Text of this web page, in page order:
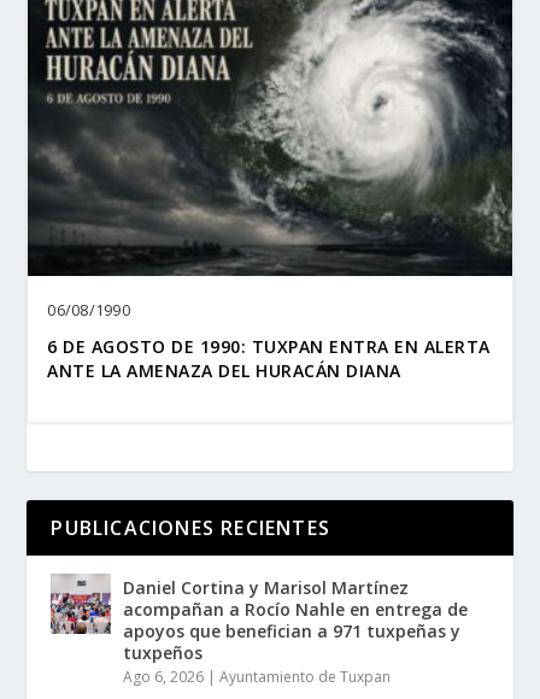
06/08/1990
6 DE AGOSTO DE 1990: TUXPAN ENTRA EN ALERTA
ANTE LA AMENAZA DEL HURACÁN DIANA
PUBLICACIONES RECIENTES
Daniel Cortina y Marisol Martínez
acompañan a Rocío Nahle en entrega de
apoyos que benefician a 971 tuxpeñas y
tuxpeños
Ago 6, 2026 |Ayuntamiento de Tuxpan